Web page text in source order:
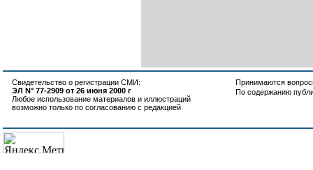
Свидетельство о регистрации СМИ:
ЭЛ N° 77-2909 от 26 июня 2000 г
Любое использование материалов и иллюстраций
возможно только по согласованию с редакцией
Принимаются
По содержанию